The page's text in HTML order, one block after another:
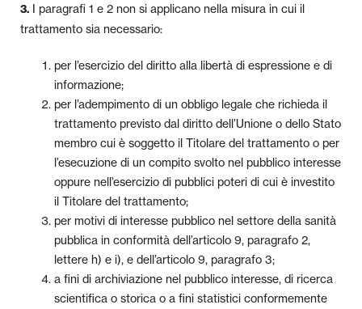
3. I paragrafi 1 e 2 non si applicano nella misura in cui il
trattamento sia necessario:
per l’esercizio del diritto alla libertà di espressione e di
informazione;
per l’adempimento di un obbligo legale che richieda il
trattamento previsto dal diritto dell’Unione o dello Stato
membro cui è soggetto il Titolare del trattamento o per
l’esecuzione di un compito svolto nel pubblico interesse
oppure nell’esercizio di pubblici poteri di cui è investito
il Titolare del trattamento;
per motivi di interesse pubblico nel settore della sanità
pubblica in conformità dell’articolo 9, paragrafo 2,
lettere h) e i), e dell’articolo 9, paragrafo 3;
a fini di archiviazione nel pubblico interesse, di ricerca
scientifica o storica o a fini statistici conformemente